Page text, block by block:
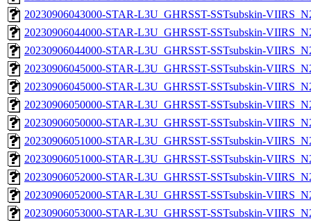
20230906043000-STAR-L3U_GHRSST-SSTsubskin-
20230906044000-STAR-L3U_GHRSST-SSTsubskin-
20230906044000-STAR-L3U_GHRSST-SSTsubskin-
20230906045000-STAR-L3U_GHRSST-SSTsubskin-
20230906045000-STAR-L3U_GHRSST-SSTsubskin-
20230906050000-STAR-L3U_GHRSST-SSTsubskin-
20230906050000-STAR-L3U_GHRSST-SSTsubskin-
20230906051000-STAR-L3U_GHRSST-SSTsubskin-
20230906051000-STAR-L3U_GHRSST-SSTsubskin-
20230906052000-STAR-L3U_GHRSST-SSTsubskin-
20230906052000-STAR-L3U_GHRSST-SSTsubskin-
20230906053000-STAR-L3U_GHRSST-SSTsubskin-